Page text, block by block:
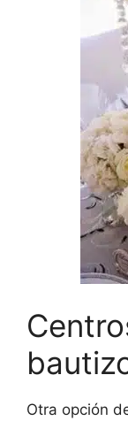
Otra opción